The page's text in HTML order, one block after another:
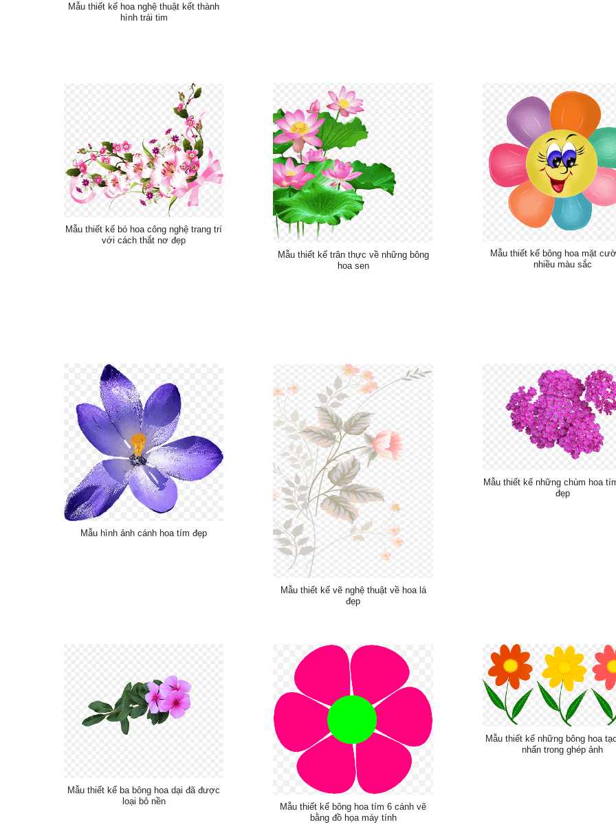
Mẫu thiết kế hoa nghệ thuật kết thành
hình trái tim
Mẫu thiết kế bó hoa công nghệ trang trí
với cách thắt nơ đẹp
Mẫu thiết kế trân thực về những bông
hoa sen
Mẫu thiết kế bông hoa mặt
nhiều màu sắc
Mẫu hình ảnh cánh hoa tím đẹp
Mẫu thiết kế vẽ nghệ thuật về hoa lá
đẹp
Mẫu thiết kế những chùm hoa
đẹp
Mẫu thiết kế ba bông hoa dại đã được
loại bỏ nền
Mẫu thiết kế bông hoa tím 6 cánh vẽ
bằng đồ họa máy tính
Mẫu thiết kế những bông hoa
nhấn trong ghép ảnh